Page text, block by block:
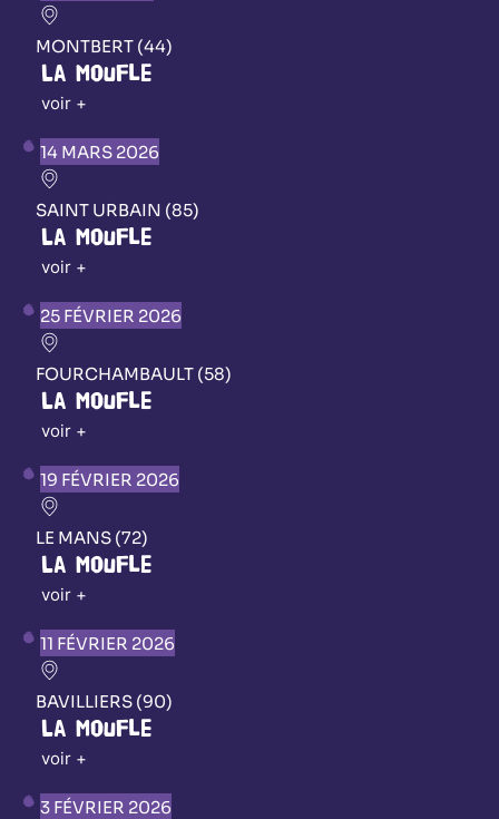
MONTBERT (44)
La Moufle
voir +
14 MARS 2026
SAINT URBAIN (85)
La Moufle
voir +
25 FÉVRIER 2026
FOURCHAMBAULT (58)
La Moufle
voir +
19 FÉVRIER 2026
LE MANS (72)
La Moufle
voir +
11 FÉVRIER 2026
BAVILLIERS (90)
La Moufle
voir +
3 FÉVRIER 2026